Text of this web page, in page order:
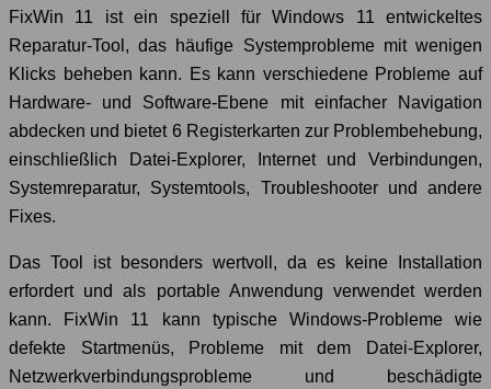
FixWin 11 ist ein speziell für Windows 11 entwickeltes
Reparatur-Tool, das häufige Systemprobleme mit wenigen
Klicks beheben kann. Es kann verschiedene Probleme auf
Hardware- und Software-Ebene mit einfacher Navigation
abdecken und bietet 6 Registerkarten zur Problembehebung,
einschließlich Datei-Explorer, Internet und Verbindungen,
Systemreparatur, Systemtools, Troubleshooter und andere
Fixes.
Das Tool ist besonders wertvoll, da es keine Installation
erfordert und als portable Anwendung verwendet werden
kann. FixWin 11 kann typische Windows-Probleme wie
defekte Startmenüs, Probleme mit dem Datei-Explorer,
Netzwerkverbindungsprobleme und beschädigte